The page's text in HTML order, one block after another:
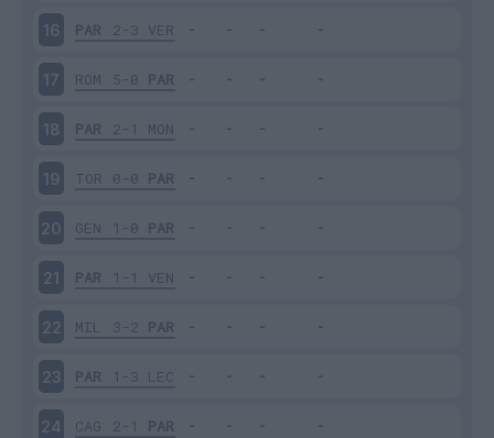
16 PAR 2-3 VER
17 ROM 5-0 PAR
18 PAR 2-1 MON
19 TOR 0-0 PAR
20 GEN 1-0 PAR
21 PAR 1-1 VEN
22 MIL 3-2 PAR
23 PAR 1-3 LEC
24 CAG 2-1 PAR